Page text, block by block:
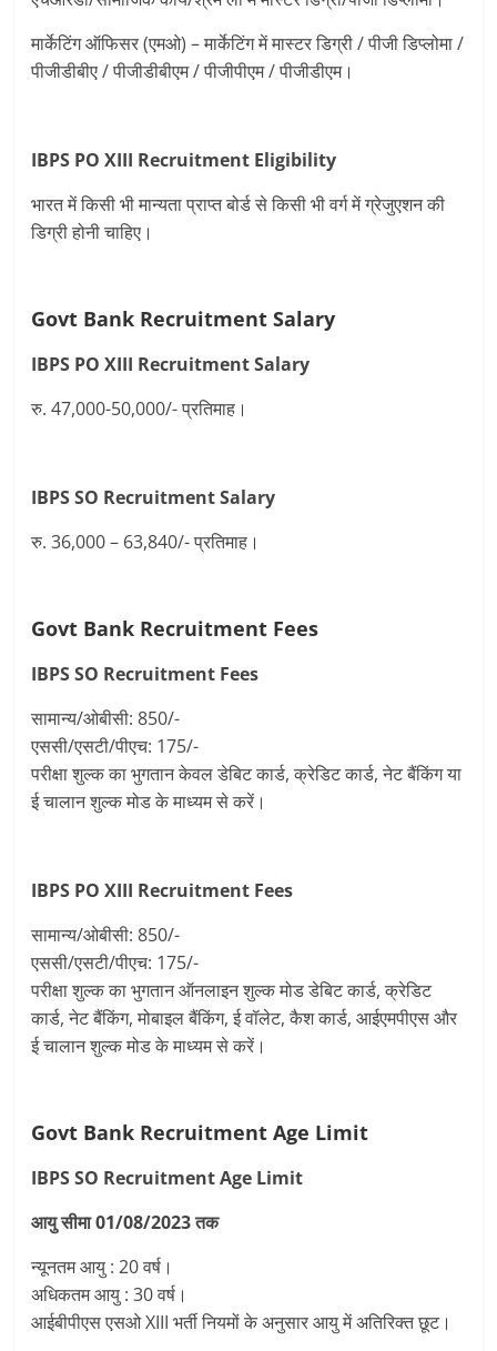
मार्केटिंग ऑफिसर (एमओ) – मार्केटिंग में मास्टर डिग्री / पीजी डिप्लोमा /
पीजीडीबीए / पीजीडीबीएम / पीजीपीएम / पीजीडीएम।
IBPS PO XIII Recruitment Eligibility
भारत में किसी भी मान्यता प्राप्त बोर्ड से किसी भी वर्ग में ग्रेजुएशन की
डिग्री होनी चाहिए।
Govt Bank Recruitment Salary
IBPS PO XIII RecruitmentSalary
रु. 47,000-50,000/- प्रतिमाह।
IBPS SO RecruitmentSalary
रु. 36,000 – 63,840/- प्रतिमाह।
Govt Bank Recruitment Fees
IBPS SO Recruitment Fees
सामान्य/ओबीसी: 850/-
एससी/एसटी/पीएच: 175/-
परीक्षा शुल्क का भुगतान केवल डेबिट कार्ड, क्रेडिट कार्ड, नेट बैंकिंग या
ई चालान शुल्क मोड के माध्यम से करें।
IBPS PO XIII Recruitment Fees
सामान्य/ओबीसी: 850/-
एससी/एसटी/पीएच: 175/-
परीक्षा शुल्क का भुगतान ऑनलाइन शुल्क मोड डेबिट कार्ड, क्रेडिट
कार्ड, नेट बैंकिंग, मोबाइल बैंकिंग, ई वॉलेट, कैश कार्ड, आईएमपीएस और
ई चालान शुल्क मोड के माध्यम से करें।
Govt Bank RecruitmentAge Limit
IBPS SO RecruitmentAge Limit
आयु सीमा 01/08/2023 तक
न्यूनतम आयु : 20 वर्ष।
अधिकतम आयु : 30 वर्ष।
आईबीपीएस एसओ XIII भर्ती नियमों के अनुसार आयु में अतिरिक्त छूट।